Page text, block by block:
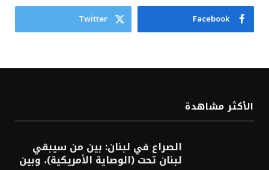
Facebook
Twitter
الأكثر مشاهدة
الصراع في لبنان: بين من سيبقي
لبنان تحت (الوصاية الأمريكية)، وبين